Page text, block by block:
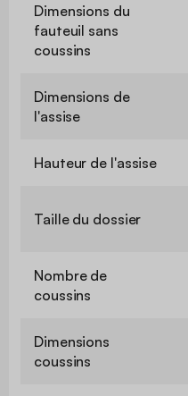
Dimensions du
fauteuil sans
coussins
Dimensions de
l'assise
Hauteur de l'assise
Taille du dossier
Nombre de
coussins
Dimensions
coussins